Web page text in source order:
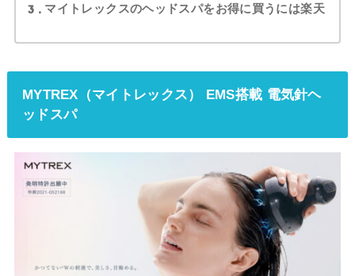
3 マイトレックスのヘッドスパをお得に買うには楽天
MYTREX（マイトレックス） EMS搭載 電気針ヘ
ッドスパ